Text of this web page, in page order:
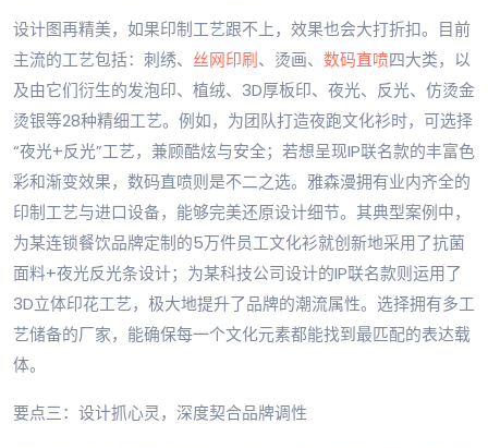
设计图再精美，如果印制工艺跟不上，效果也会大打折扣。目前
主流的工艺包括：刺绣、 丝网印刷、烫画、 数码直喷四大类，以
及由它们衍生的发泡印、植绒、3D厚板印、夜光、反光、仿烫金
烫银等28种精细工艺。例如，为团队打造夜跑文化衫时，可选择
“夜光+反光”工艺，兼顾酷炫与安全；若想呈现IP联名款的丰富色
彩和渐变效果，数码直喷则是不二之选。雅森漫拥有业内齐全的
印制工艺与进口设备，能够完美还原设计细节。其典型案例中，
为某连锁餐饮品牌定制的5万件员工文化衫就创新地采用了抗菌
面料+夜光反光条设计；为某科技公司设计的IP联名款则运用了
3D立体印花工艺，极大地提升了品牌的潮流属性。选择拥有多工
艺储备的厂家，能确保每一个文化元素都能找到最匹配的表达载
体。
要点三：设计抓心灵，深度契合品牌调性